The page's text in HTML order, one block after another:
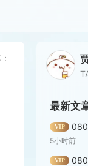
最新文
VIP
5小时前
VIP